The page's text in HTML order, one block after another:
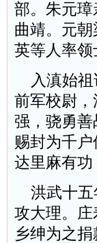
部。朱元
曲靖。元
英等人率
入滇始祖
前军校尉
强，骁勇
赐封为千
达里麻有
洪武十五
攻大理。
乡绅为之